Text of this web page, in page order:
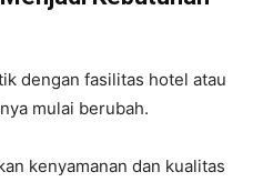
dengan fasilitas hotel atau
mulai berubah.
kenyamanan dan kualitas